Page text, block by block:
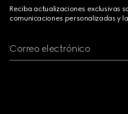
Reciba actualizaciones exclusivas
comunicaciones personalizadas y
Correo electrónico